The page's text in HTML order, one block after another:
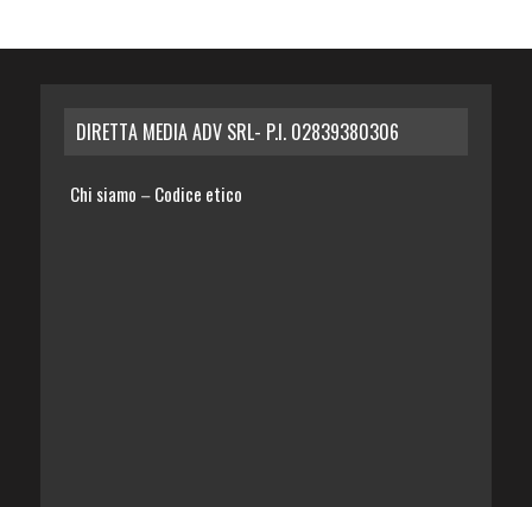
DIRETTA MEDIA ADV SRL- P.I. 02839380306
Chi siamo – Codice etico